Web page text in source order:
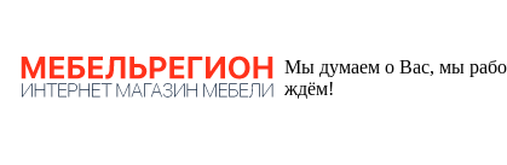
Мы думаем о Вас, мы
ждём!